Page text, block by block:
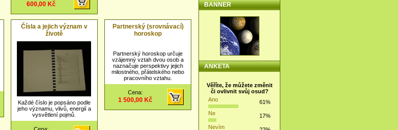
600,00 Kč
Čísla a jejich význam v
životě
Každé číslo je popsáno podle
jeho významu, vlivů, energií a
vysvětlení pojmů.
Partnerský (srovnávací)
horoskop
Partnerský horoskop určuje
vzájemný vztah dvou osob a
naznačuje perspektivy jejich
milostného, přátelského nebo
pracovního vztahu.
Cena:
1 500,00 Kč
BANNER
ANKETA
Věříte, že můžete změnit
či ovlivnit svůj osud?
Ano
61%
Ne
17%
Nevím